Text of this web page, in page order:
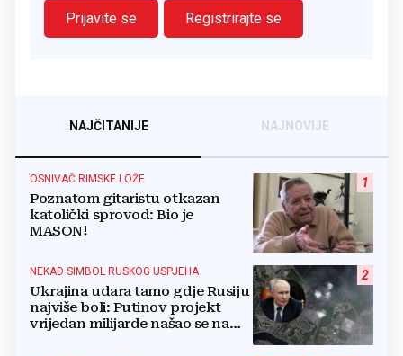
Prijavite se
Registrirajte se
NAJČITANIJE NAJNOVIJE
1
OSNIVAČ RIMSKE LOŽE
Poznatom gitaristu otkazan
katolički sprovod: Bio je
MASON!
2
NEKAD SIMBOL RUSKOG USPJEHA
Ukrajina udara tamo gdje Rusiju
najviše boli: Putinov projekt
vrijedan milijarde našao se na